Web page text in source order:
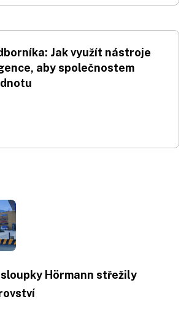
Jak využít nástroje
aby společnostem
Hörmann střežily